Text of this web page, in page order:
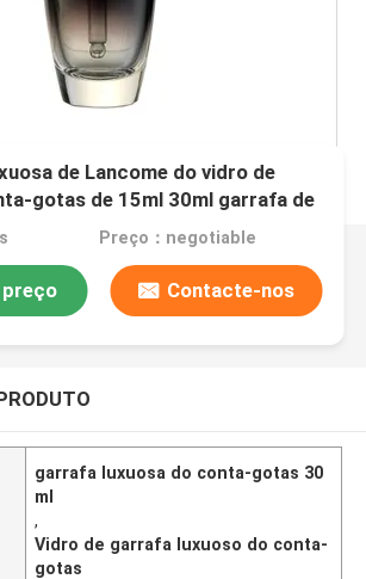
de Lancome do vidro de
gotas de 15ml 30ml garrafa de
Preço：negotiable
preço Contacte-nos
garrafa luxuosa do conta-gotas 30
ml
,
Vidro de garrafa luxuoso do conta-
gotas